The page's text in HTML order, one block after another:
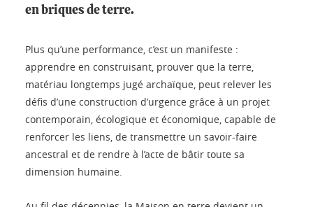
en briques de terre.
Plus qu’une performance, c’est un manifeste :
apprendre en construisant, prouver que la terre,
matériau longtemps jugé archaïque, peut relever les
défis d’une construction d’urgence grâce à un projet
contemporain, écologique et économique, capable de
renforcer les liens, de transmettre un savoir-faire
ancestral et de rendre à l’acte de bâtir toute sa
dimension humaine.